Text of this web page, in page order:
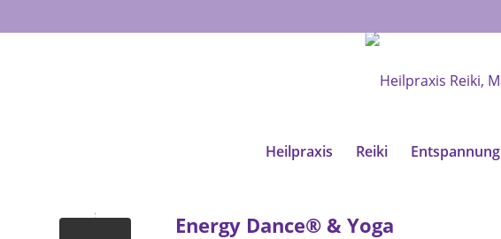
Heilpraxis Reiki Entspannung
Energy Dance® & Yoga